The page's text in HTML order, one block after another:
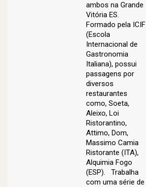
ambos na Grande
Vitória ES.
Formado pela ICIF
(Escola
Internacional de
Gastronomia
Italiana), possui
passagens por
diversos
restaurantes
como, Soeta,
Aleixo, Loi
Ristorantino,
Attimo, Dom,
Massimo Camia
Ristorante (ITA),
Alquimia Fogo
(ESP). Trabalha
com uma série de